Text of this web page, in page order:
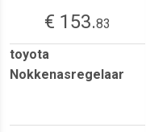
€ 153.83
toyota
Nokkenasregelaar